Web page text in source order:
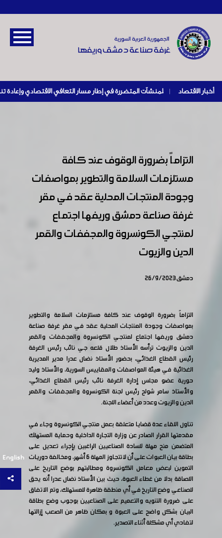
أخبار الاقتصاد |
English
التزاماً بضرورة الوقوف عند كافة
مستلزمات السلامة والتطوير بمواصفات
وجودة المنتجات المحلية عقد في مقر
غرفة صناعة دمشق وريفها اجتماع
لمنتجي الكونسروة والمجففات والقمر
الدين والزيوت
دمشق 26/9/2023
التزاماً بضرورة الوقوف عند كافة مستلزمات السلامة والتطوير
بمواصفات وجودة المنتجات المحلية عقد في مقر غرفة صناعة
دمشق وريفها اجتماع لمنتجي الكونسروة والمجففات والقمر
الدين والزيوت ترأسه الأستاذ طلال قلعه جي نائب رئيس الغرفة
رئيس القطاع الغذائي، بحضور الأستاذ نضال عدرا مدير المديرية
الغذائية في هيئة المواصفات والمقاييس السورية، والأستاذ وليد
حورية عضو مجلس إدارة الغرفة نائب رئيس القطاع الغذائي،
والأستاذ سامر شولح رئيس لجنة الكونسروة والمجففات والقمر
الدين والزيوت وعدد من أعضاء اللجنة.
تناول اللقاء عدة قضايا متعلقة بعمل منتجي الكونسروة وجاء في
مقدمتها القرار الصادر عن وزارة التجارة الداخلية وحماية المستهلك
المتضمن منح مهلة للسادة الصناعيين الراغبين بإجراء تعديل على
بطاقة بيان العبوات على أن لاتتجاوز المهلة 6 أشهر، ومخالفة دوريات
التموين لبعض معامل الكونسروة ومطالبتهم بوضع التاريخ على
اللصاقة بدلا من غطاء العبوة، حيث بين الأستاذ نضال عدرا أنه يحق
للصناعي وضع التاريخ في أي منطقة ظاهرة للمستهلك، وتم الاتفاق
على ضرورة التنويه والتعميم على الصناعيين بوجوب وضع بطاقة
البيان بشكل واضح على العبوة و بمكان ظاهر من الصعب إزالتها
لتفادي أي مشكلة أثناء التصدير.